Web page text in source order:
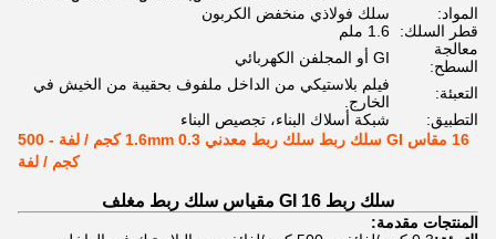
المواد:
سلك فولاذي منخفض الكربون
قطر السلك:
1.6 ملم
معالجة
السطح:
GI أو المجلفن الكهربائي
التعبئة:
فيلم بلاستيكي من الداخل ملفوف بحقيبة من الخيش في
الخارج.
التطبيق:
شبكة أسلاك البناء، تجصيص البناء
16 مقاس GI سلك ربط سلك ربط معدني 1.6mm 0.3 كجم / لفة - 500
كجم / لفة
سلك ربط GI 16 مقياس سلك ربط مغلف
المنتجات مقدمة: